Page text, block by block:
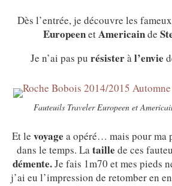
Dès l’entrée, je découvre les
EuropeenetAmericainde
Je n’ai pas pu résisteràl’envie
Fauteuils Traveler Europeen et
Et le voyage a opéré… mais pour ma
dans le temps. La taille de ces
démente.Je fais 1m70 et mes pieds
j’ai eu l’impression de retomber en